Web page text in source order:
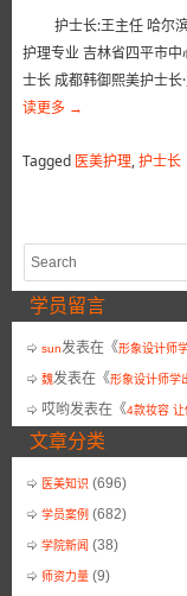
护士长:王主任 哈尔
护理专业 吉林省四平市中
士长 成都韩御熙美护士长
读更多 →
Tagged 医美护理,护士长
学员留言
sun发表在《形象设计师
魏发表在《形象设计师学
哎哟发表在《4款妆容
文章分类
医美知识 (696)
学员案例 (682)
学院新闻 (38)
师资力量 (9)